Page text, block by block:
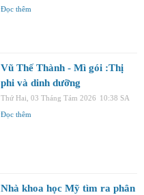
Đọc thêm
Vũ Thế Thành - Mì gói :Thị
phi và dinh dưỡng
Thứ Hai, 03 Tháng Tám 2026 10:38 SA
Đọc thêm
Nhà khoa học Mỹ tìm ra phân